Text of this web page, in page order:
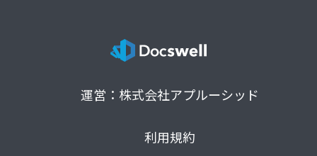
運営：株式会社アプルーシッド
利用規約